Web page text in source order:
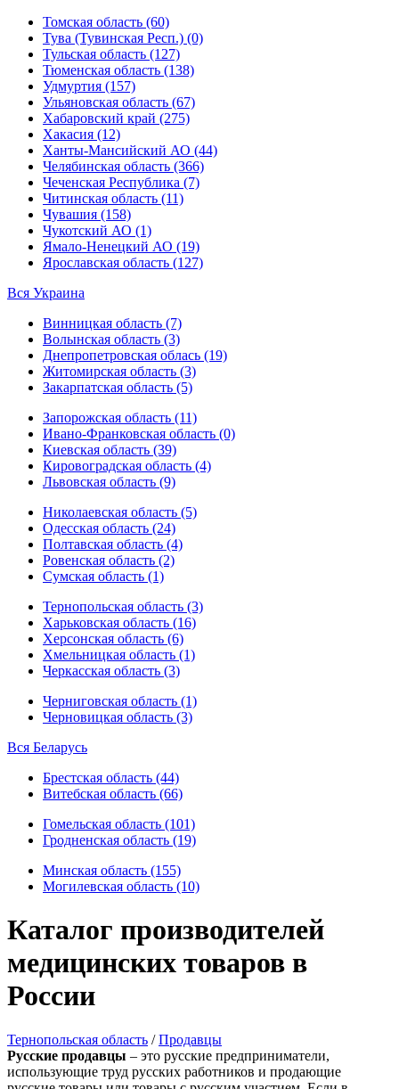
Томская область (60)
Тува (Тувинская Респ.) (0)
Тульская область (127)
Тюменская область (138)
Удмуртия (157)
Ульяновская область (67)
Хабаровский край (275)
Хакасия (12)
Ханты-Мансийский АО (44)
Челябинская область (366)
Чеченская Республика (7)
Читинская область (11)
Чувашия (158)
Чукотский АО (1)
Ямало-Ненецкий АО (19)
Ярославская область (127)
Вся Украина
Винницкая область (7)
Волынская область (3)
Днепропетровская облась (19)
Житомирская область (3)
Закарпатская область (5)
Запорожская область (11)
Ивано-Франковская область (0)
Киевская область (39)
Кировоградская область (4)
Львовская область (9)
Николаевская область (5)
Одесская область (24)
Полтавская область (4)
Ровенская область (2)
Сумская область (1)
Тернопольская область (3)
Харьковская область (16)
Херсонская область (6)
Хмельницкая область (1)
Черкасская область (3)
Черниговская область (1)
Черновицкая область (3)
Вся Беларусь
Брестская область (44)
Витебская область (66)
Гомельская область (101)
Гродненская область (19)
Минская область (155)
Могилевская область (10)
Каталог производителей
медицинских товаров в
России
Тернопольская область /Продавцы
Русские продавцы – это русские предприниматели,
использующие труд русских работников и продающие